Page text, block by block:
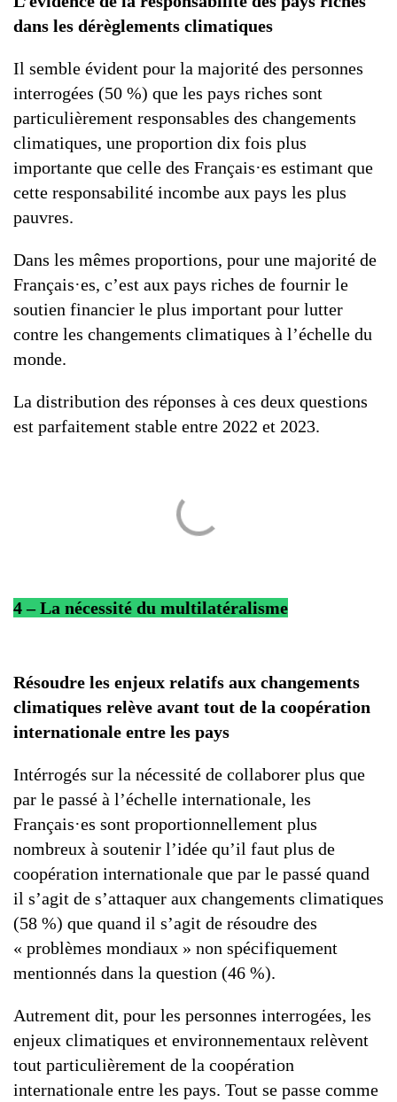
dans les dérèglements climatiques
Il semble évident pour la majorité des personnes
interrogées (50 %) que les pays riches sont
particulièrement responsables des changements
climatiques, une proportion dix fois plus
importante que celle des Français·es estimant que
cette responsabilité incombe aux pays les plus
pauvres.
Dans les mêmes proportions, pour une majorité de
Français·es, c’est aux pays riches de fournir le
soutien financier le plus important pour lutter
contre les changements climatiques à l’échelle du
monde.
La distribution des réponses à ces deux questions
est parfaitement stable entre 2022 et 2023.
4 – La nécessité du multilatéralisme
Résoudre les enjeux relatifs aux changements
climatiques relève avant tout de la coopération
internationale entre les pays
Intérrogés sur la nécessité de collaborer plus que
par le passé à l’échelle internationale, les
Français·es sont proportionnellement plus
nombreux à soutenir l’idée qu’il faut plus de
coopération internationale que par le passé quand
il s’agit de s’attaquer aux changements climatiques
(58 %) que quand il s’agit de résoudre des
« problèmes mondiaux » non spécifiquement
mentionnés dans la question (46 %).
Autrement dit, pour les personnes interrogées, les
enjeux climatiques et environnementaux relèvent
tout particulièrement de la coopération
internationale entre les pays. Tout se passe comme